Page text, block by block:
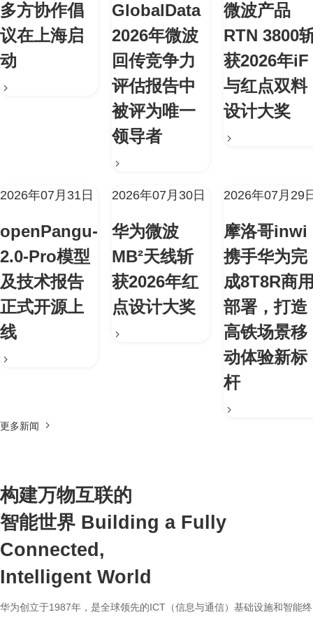
多方协作倡
议在上海启
动
GlobalData
2026年微波
回传竞争力
评估报告中
被评为唯一
领导者
微波产品
RTN 3800
获2026年iF
与红点双料
设计大奖
2026年07月31日
openPangu-
2.0-Pro模型
及技术报告
正式开源上
线
2026年07月30日
华为微波
MB²天线斩
获2026年红
点设计大奖
2026年07月29
摩洛哥inwi
携手华为完
成8T8R商
部署，打造
高铁场景移
动体验新标
杆
更多新闻
构建万物互联的
智能世界 Building a Fully
Connected,
Intelligent World
华为创立于1987年，是全球领先的ICT（信息与通信）基础设施和智能终